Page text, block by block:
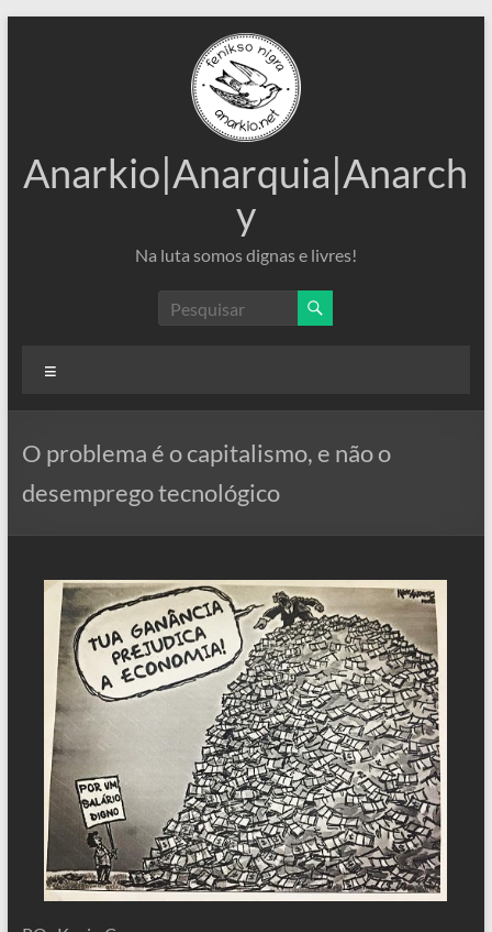
Anarkio|Anarquia|Anarch
y
Na luta somos dignas e livres!
O problema é o capitalismo, e não o
desemprego tecnológico